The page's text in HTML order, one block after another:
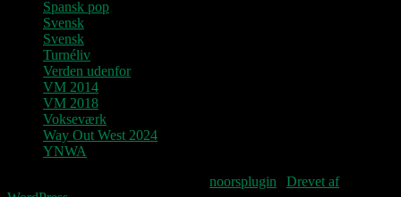
Spansk pop
Svensk
Svensk
Turnéliv
Verden udenfor
VM 2014
VM 2018
Vokseværk
Way Out West 2024
YNWA
noorsplugin
Drevet af